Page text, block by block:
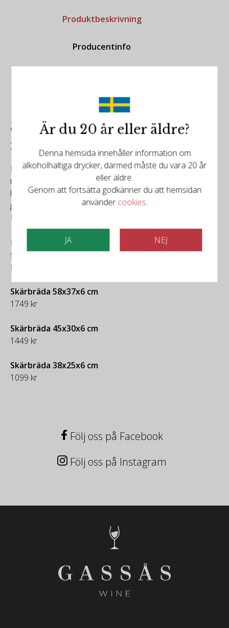
Produktbeskrivning
Producentinfo
Skärbräda i stavlimmad ek
med ränna
Exklusiv träskärbräda av stavlimmat massivt ändträ från
nordiska ekar med ränna för köttsaft och utskuret
handtag som med rätt skötsel håller i generation efter
generation.
Behandlad med neutral olja.
Leverans av skärbräda går till ditt närmaste dhl-
serviceombud.
Den kommer i tre storlekar och priserna är inklusive frakt.
Skärbräda 58x37x6 cm
1749 kr
Skärbräda 45x30x6 cm
1449 kr
Skärbräda 38x25x6 cm
1099 kr
Följ oss på Facebook
Följ oss på Instagram
Är du 20 år eller äldre?
Denna hemsida innehåller information om
alkoholhaltiga drycker, därmed måste du vara 20 år
eller äldre.
Genom att fortsätta godkänner du att hemsidan
användercookies.
JA NEJ